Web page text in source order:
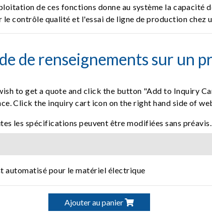
de ces fonctions donne au système la capacité
contrôle qualité et l'essai de ligne de production chez
de renseignements sur un
to get a quote and click the button "Add to Inquiry
Click the inquiry cart icon on the right hand side of
les spécifications peuvent être modifiées sans préavis.
automatisé pour le matériel électrique
Ajouter au panier